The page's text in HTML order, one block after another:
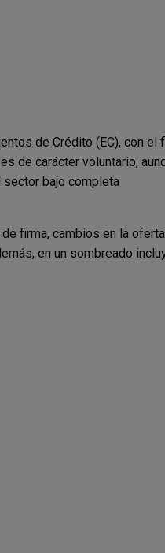
de Crédito (EC), con el
de carácter voluntario,
bajo completa
firma, cambios en la
en un sombreado